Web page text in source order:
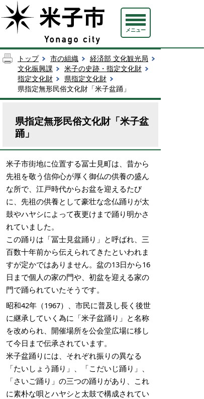
メニュー
トップ 市の組織
経済部 文化観光局
文化振興課
米子の史跡・指定文化財
指定文化財
県指定文化財
県指定無形民俗文化財「米子盆踊」
県指定無形民俗文化財「米子盆
踊」
米子市街地に位置する冨士見町は、昔から
先祖を敬う信仰心が厚く御仏の供養の盛ん
な所で、江戸時代からお盆を迎えるたび
に、先祖の供養として豪壮な念仏踊りが太
鼓やハヤシによって夜更けまで踊り明かさ
れていました。
この踊りは「冨士見盆踊り」と呼ばれ、三
百数十年前から伝えられてきたといわれま
すが定かではありません。盆の13日から16
日まで個人の家の門や、初盆を迎える家の
門で踊られていたそうです。
昭和42年（1967）、市民に普及し長く後世
に継承していく為に「米子盆踊り」と名称
を改められ、開催場所を公会堂広場に移し
て今日まで伝承されています。
米子盆踊りには、それぞれ振りの異なる
「たいしょう踊り」、「こだいじ踊り」、
「さいご踊り」の三つの踊りがあり、これ
に素朴な唄とハヤシと太鼓で構成されてい